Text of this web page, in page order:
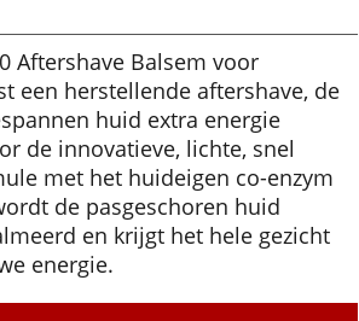
Aftershave Balsem voor
een herstellende aftershave, de
huid extra energie
de innovatieve, lichte, snel
met het huideigen co-enzym
de pasgeschoren huid
en krijgt het hele gezicht
energie.